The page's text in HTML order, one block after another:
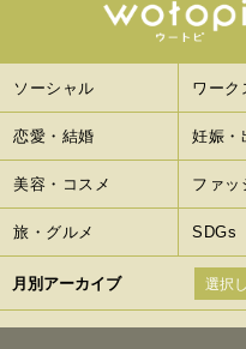
ソーシャル ワーク
恋愛・結婚 妊娠・
美容・コスメ ファッ
旅・グルメ SDGs
月別アーカイブ